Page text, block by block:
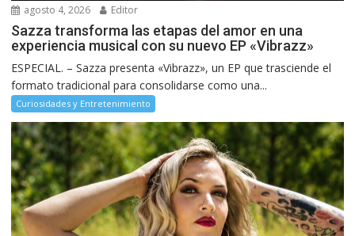
agosto 4, 2026 Editor
Sazza transforma las etapas del amor en una
experiencia musical con su nuevo EP «Vibrazz»
ESPECIAL. – Sazza presenta «Vibrazz», un EP que trasciende el
formato tradicional para consolidarse como una...
Curiosidades y Entretenimiento